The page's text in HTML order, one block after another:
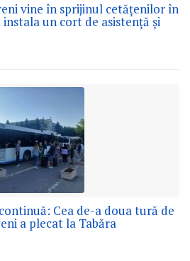
vine în sprijinul cetățenilor în
un cort de asistență și
Cea de-a doua tură de
a plecat la Tabăra